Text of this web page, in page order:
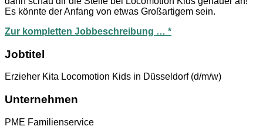
Es könnte der Anfang von etwas Großartigem sein.
Zur kompletten Jobbeschreibung … *
Jobtitel
Erzieher Kita Locomotion Kids in Düsseldorf (d/m/w)
Unternehmen
PME Familienservice